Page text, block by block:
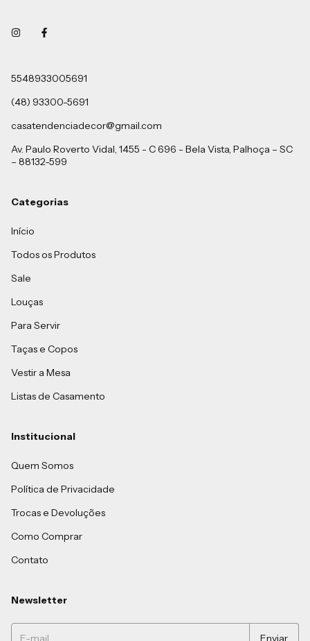
5548933005691
(48) 93300-5691
casatendenciadecor@gmail.com
Av. Paulo Roverto Vidal, 1455 - C 696 - Bela Vista, Palhoça – SC
– 88132-599
Categorias
Início
Todos os Produtos
Sale
Louças
Para Servir
Taças e Copos
Vestir a Mesa
Listas de Casamento
Institucional
Quem Somos
Política de Privacidade
Trocas e Devoluções
Como Comprar
Contato
Newsletter